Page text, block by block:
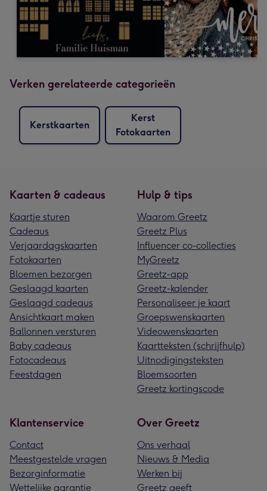
Verken gerelateerde categorieën
Kerstkaarten
Kerst
Fotokaarten
Kaarten & cadeaus
Kaartje sturen
Cadeaus
Verjaardagskaarten
Fotokaarten
Bloemen bezorgen
Geslaagd kaarten
Geslaagd cadeaus
Ansichtkaart maken
Ballonnen versturen
Baby cadeaus
Fotocadeaus
Feestdagen
Hulp & tips
Waarom Greetz
Greetz Plus
Influencer co-collecties
MyGreetz
Greetz-app
Greetz-kalender
Personaliseer je kaart
Groepswenskaarten
Videowenskaarten
Kaartteksten (schrijfhulp)
Uitnodigingsteksten
Bloemsoorten
Greetz kortingscode
Klantenservice
Contact
Meestgestelde vragen
Bezorginformatie
Wettelijke garantie
Over Greetz
Ons verhaal
Nieuws & Media
Werken bij
Greetz geeft